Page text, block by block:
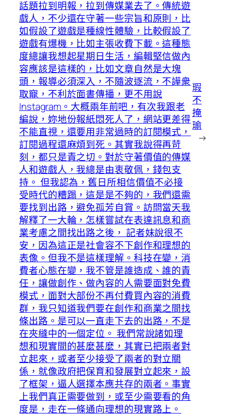
話題拉到明報，拉到傳媒業去了。傳統遊
戲人，不少還在守著一些宗旨和原則，比
如假設了遊戲是種線性體驗，比較假設了
遊戲有爆機，比如主張收費下載。這種態
度總讓我想起星期日生活，編輯堅信做內
容應該是這樣的，比如文章自然是大塊
頭，報導必須深入，不隨波逐流，不譁衆
取寵，不利於面書傳播，更不用說
Instagram。大概兩年前吧，有次我跟老
編說，妳地份報紙悶死人了，網站更差得
不能直視，還要用非常過時的訂閱模式，
訂閱過程還麻煩到死。其實我說得再苛
刻，都只是責之切。對於守著價值的傳媒
人和遊戲人，我總是由衷敬佩，錢包支
持。 但我認為，舊日所相信價值不必接
受時代的糟蹋，這是是不夠的，我們還需
要找到出路，避免孤芳自賞。訪問當天我
解釋了一大輪，怎樣嘗試在表達訊息和商
業考慮之間找出路之後， 記者妹說很不
安，因為這正是社會容不下創作和理想的
表像。但我不是這樣理解。科技在變，消
費者心態在變，我不管是誰造成、誰的責
任，讓做創作、做內容的人需要面對免費
模式，面對大部份不再付費買內容的消費
群，我只知道我們要在創作和商業之間找
條出路。是可以一直走下去的出路，不是
在夾縫中的一個定位。 我們常說諸如理
想和現實間的甚麼甚麼，其實已把兩者對
立起來，或者至少接受了兩者的對立關
係，就像政府把保育和發展對立起來，設
了框架，逼人選擇本應共存的兩者。事實
上我們真正需要做到，或至少需要看的角
度是，走在一條通向理想的現實路上。
瑕
不
掩
瑜
→